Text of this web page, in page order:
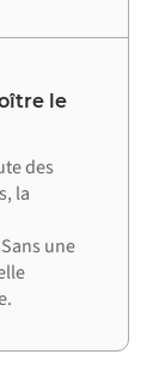
le
des
la
une